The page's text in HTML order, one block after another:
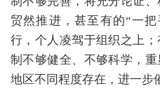
贸然推进，甚至有的“一
行，个人凌驾于组织之上
制不够健全、不够科学，
地区不同程度存在，进一步